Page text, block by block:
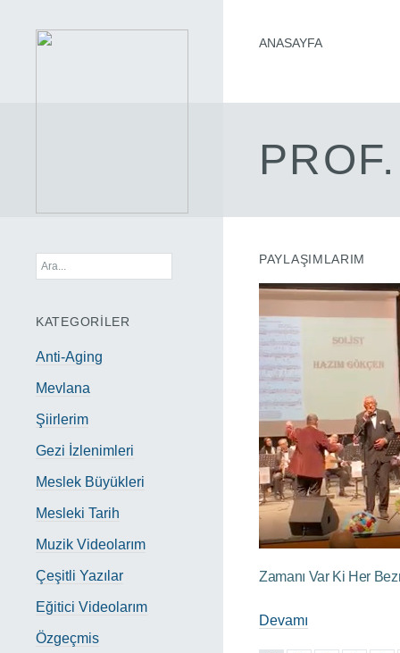
ANASAYFA
PAYLAŞIMLARIM
Zamanı Var Ki Her
Devamı
KATEGORİLER
Anti-Aging
Mevlana
Şiirlerim
Gezi İzlenimleri
Meslek Büyükleri
Mesleki Tarih
Muzik Videolarım
Çeşitli Yazılar
Eğitici Videolarım
Özgeçmis